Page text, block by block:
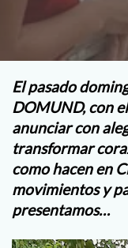
El pasado
DOMUND, con
anunciar con
transformar
como hacen en
movimientos y
presentamos…